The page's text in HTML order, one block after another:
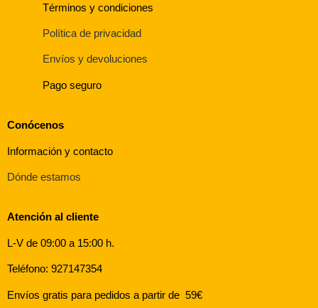
Términos y condiciones
Política de privacidad
Envíos y devoluciones
Pago seguro
Conócenos
Información y contacto
Dónde estamos
Atención al cliente
L-V de 09:00 a 15:00 h.
Teléfono: 927147354
Envíos gratis para pedidos a partir de 59€